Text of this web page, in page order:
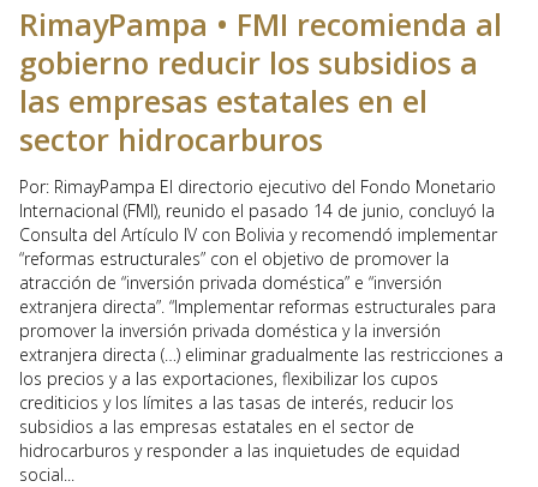
RimayPampa • FMI recomienda al
gobierno reducir los subsidios a
las empresas estatales en el
sector hidrocarburos
Por: RimayPampa El directorio ejecutivo del Fondo Monetario
Internacional (FMI), reunido el pasado 14 de junio, concluyó la
Consulta del Artículo IV con Bolivia y recomendó implementar
“reformas estructurales” con el objetivo de promover la
atracción de “inversión privada doméstica” e “inversión
extranjera directa”. “Implementar reformas estructurales para
promover la inversión privada doméstica y la inversión
extranjera directa (…) eliminar gradualmente las restricciones a
los precios y a las exportaciones, flexibilizar los cupos
crediticios y los límites a las tasas de interés, reducir los
subsidios a las empresas estatales en el sector de
hidrocarburos y responder a las inquietudes de equidad
social...